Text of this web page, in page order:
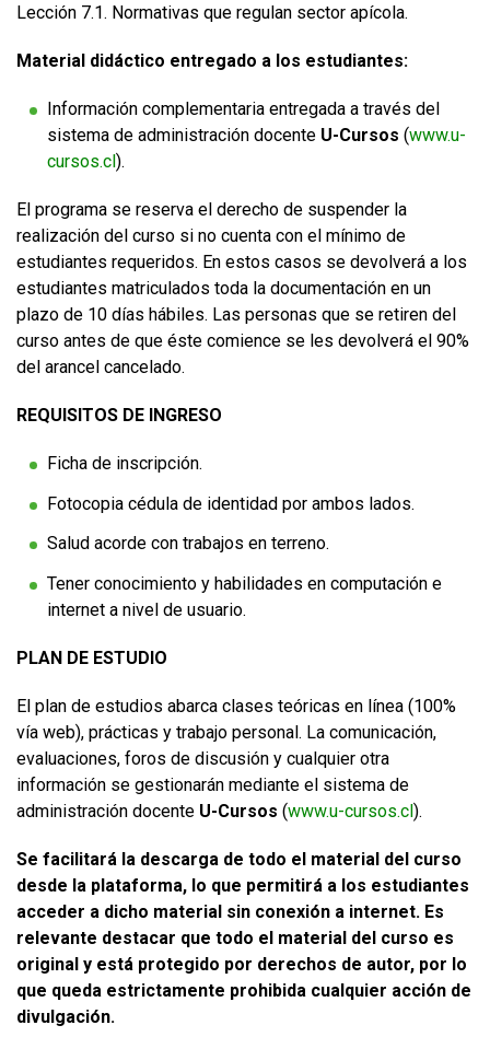
Lección 7.1. Normativas que regulan sector apícola.
Material didáctico entregado a los estudiantes:
Información complementaria entregada a través del
sistema de administración docente U-Cursos (www.u-
cursos.cl).
El programa se reserva el derecho de suspender la
realización del curso si no cuenta con el mínimo de
estudiantes requeridos. En estos casos se devolverá a los
estudiantes matriculados toda la documentación en un
plazo de 10 días hábiles. Las personas que se retiren del
curso antes de que éste comience se les devolverá el 90%
del arancel cancelado.
REQUISITOS DE INGRESO
Ficha de inscripción.
Fotocopia cédula de identidad por ambos lados.
Salud acorde con trabajos en terreno.
Tener conocimiento y habilidades en computación e
internet a nivel de usuario.
PLAN DE ESTUDIO
El plan de estudios abarca clases teóricas en línea (100%
vía web), prácticas y trabajo personal. La comunicación,
evaluaciones, foros de discusión y cualquier otra
información se gestionarán mediante el sistema de
administración docente U-Cursos (www.u-cursos.cl ).
Se facilitará la descarga de todo el material del curso
desde la plataforma, lo que permitirá a los estudiantes
acceder a dicho material sin conexión a internet. Es
relevante destacar que todo el material del curso es
original y está protegido por derechos de autor, por lo
que queda estrictamente prohibida cualquier acción de
divulgación.